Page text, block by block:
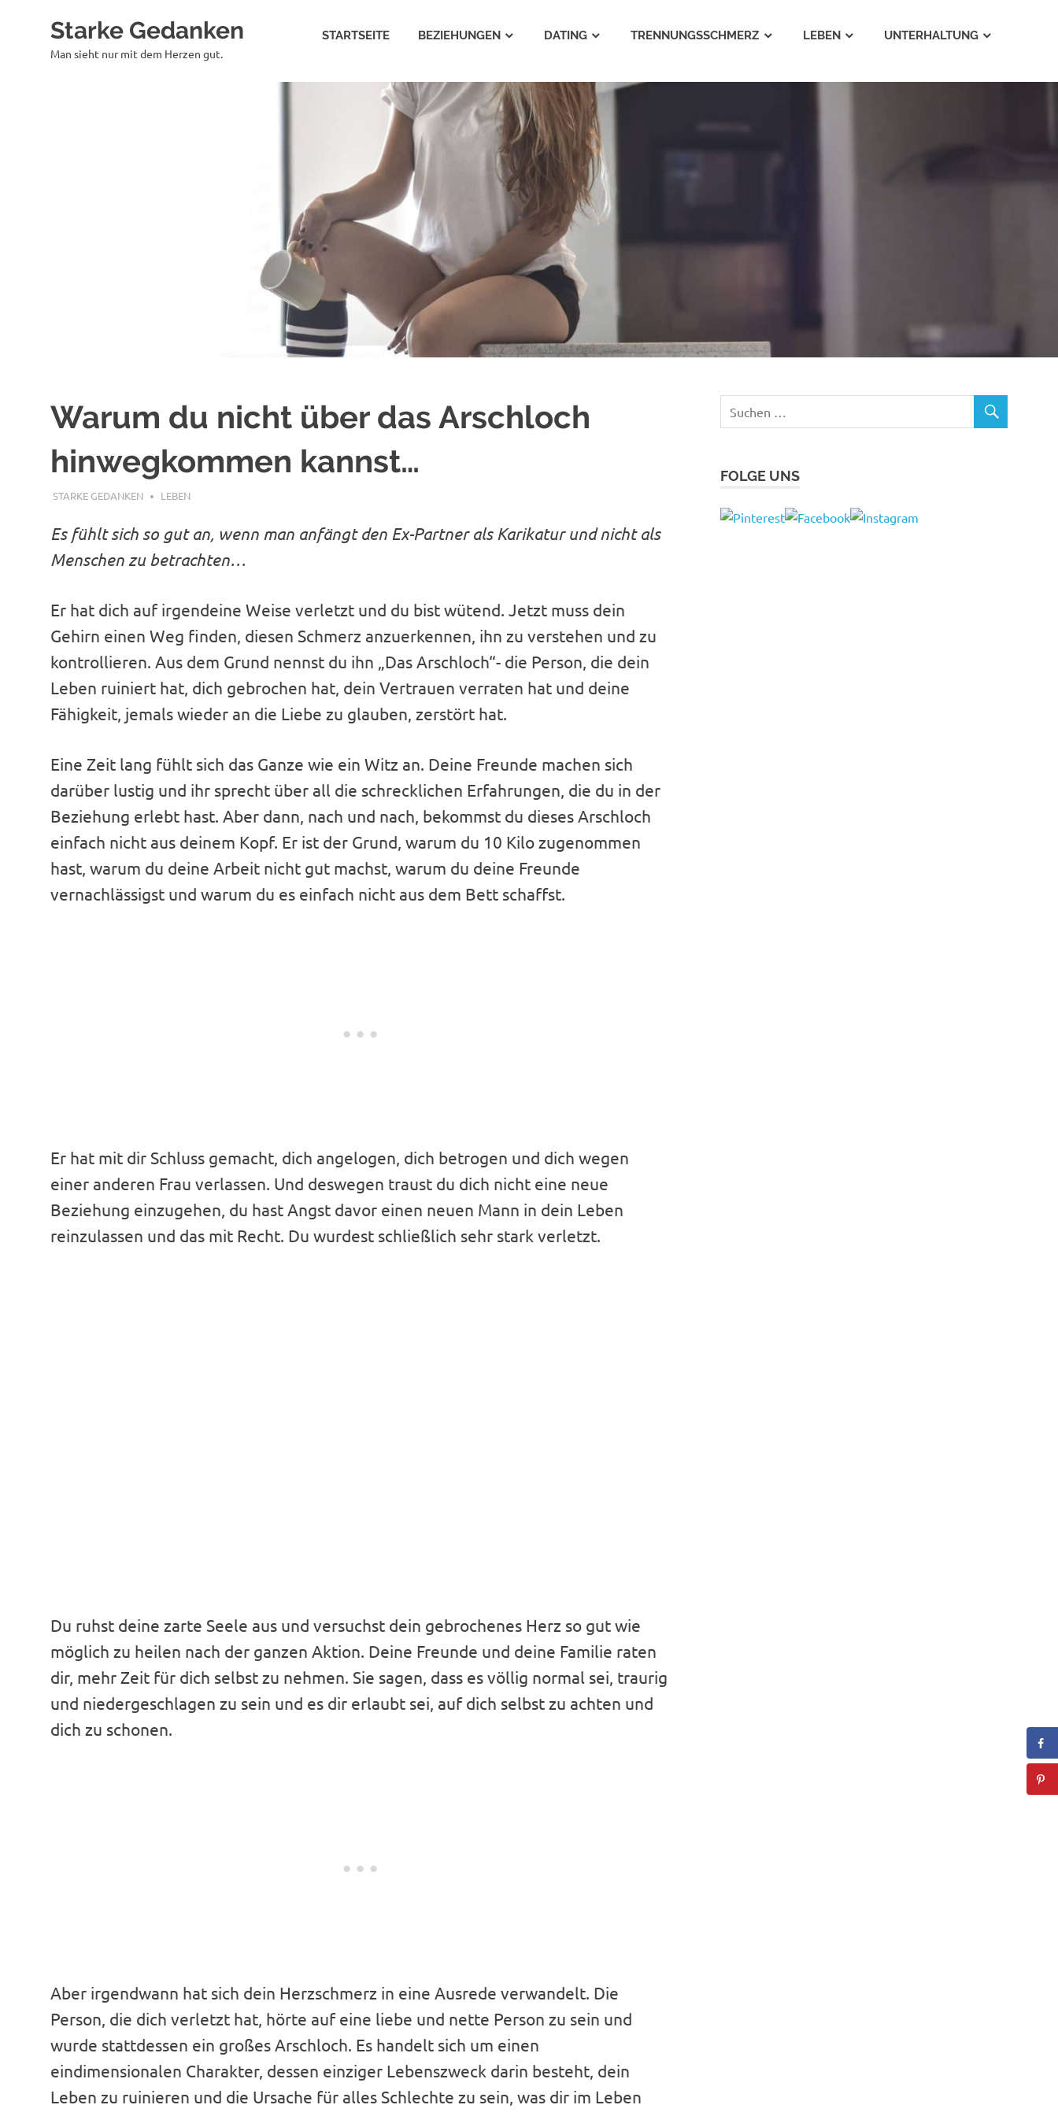
Starke Gedanken
Man sieht nur mit dem Herzen gut.
STARTSEITE BEZIEHUNGEN DATING TRENNUNGSSCHMERZ LEBEN UNTERHALTUNG
Warum du nicht über das Arschloch
hinwegkommen kannst…
AUGUST 12, 2018
STARKE GEDANKEN LEBEN
Es fühlt sich so gut an, wenn man anfängt den Ex-Partner als Karikatur und nicht als
Menschen zu betrachten…
Er hat dich auf irgendeine Weise verletzt und du bist wütend. Jetzt muss dein
Gehirn einen Weg finden, diesen Schmerz anzuerkennen, ihn zu verstehen und zu
kontrollieren. Aus dem Grund nennst du ihn „Das Arschloch“- die Person, die dein
Leben ruiniert hat, dich gebrochen hat, dein Vertrauen verraten hat und deine
Fähigkeit, jemals wieder an die Liebe zu glauben, zerstört hat.
Eine Zeit lang fühlt sich das Ganze wie ein Witz an. Deine Freunde machen sich
darüber lustig und ihr sprecht über all die schrecklichen Erfahrungen, die du in der
Beziehung erlebt hast. Aber dann, nach und nach, bekommst du dieses Arschloch
einfach nicht aus deinem Kopf. Er ist der Grund, warum du 10 Kilo zugenommen
hast, warum du deine Arbeit nicht gut machst, warum du deine Freunde
vernachlässigst und warum du es einfach nicht aus dem Bett schaffst.
Er hat mit dir Schluss gemacht, dich angelogen, dich betrogen und dich wegen
einer anderen Frau verlassen. Und deswegen traust du dich nicht eine neue
Beziehung einzugehen, du hast Angst davor einen neuen Mann in dein Leben
reinzulassen und das mit Recht. Du wurdest schließlich sehr stark verletzt.
Du ruhst deine zarte Seele aus und versuchst dein gebrochenes Herz so gut wie
möglich zu heilen nach der ganzen Aktion. Deine Freunde und deine Familie raten
dir, mehr Zeit für dich selbst zu nehmen. Sie sagen, dass es völlig normal sei, traurig
und niedergeschlagen zu sein und es dir erlaubt sei, auf dich selbst zu achten und
dich zu schonen.
Aber irgendwann hat sich dein Herzschmerz in eine Ausrede verwandelt. Die
Person, die dich verletzt hat, hörte auf eine liebe und nette Person zu sein und
wurde stattdessen ein großes Arschloch. Es handelt sich um einen
eindimensionalen Charakter, dessen einziger Lebenszweck darin besteht, dein
Leben zu ruinieren und die Ursache für alles Schlechte zu sein, was dir im Leben
FOLGE UNS